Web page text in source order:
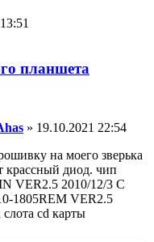
планшета
» 19.10.2021 22:54
на моего зверька
крассный диод. чип
VER2.5 2010/12/3 С
1805REM VER2.5
cd карты